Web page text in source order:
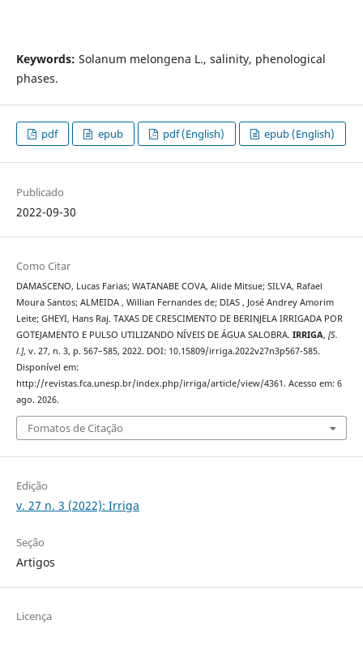
Keywords: Solanum melongena L., salinity, phenological
phases.
pdf epub pdf (English) epub (English)
Publicado
2022-09-30
Como Citar
DAMASCENO, Lucas Farias; WATANABE COVA, Alide Mitsue; SILVA, Rafael
Moura Santos; ALMEIDA , Willian Fernandes de; DIAS , José Andrey Amorim
Leite; GHEYI, Hans Raj. TAXAS DE CRESCIMENTO DE BERINJELA IRRIGADA POR
GOTEJAMENTO E PULSO UTILIZANDO NÍVEIS DE ÁGUA SALOBRA. IRRIGA, [S.
l.], v. 27, n. 3, p. 567–585, 2022. DOI: 10.15809/irriga.2022v27n3p567-585.
Disponível em:
http://revistas.fca.unesp.br/index.php/irriga/article/view/4361. Acesso em: 6
ago. 2026.
Fomatos de Citação
Edição
v. 27 n. 3 (2022): Irriga
Seção
Artigos
Licença